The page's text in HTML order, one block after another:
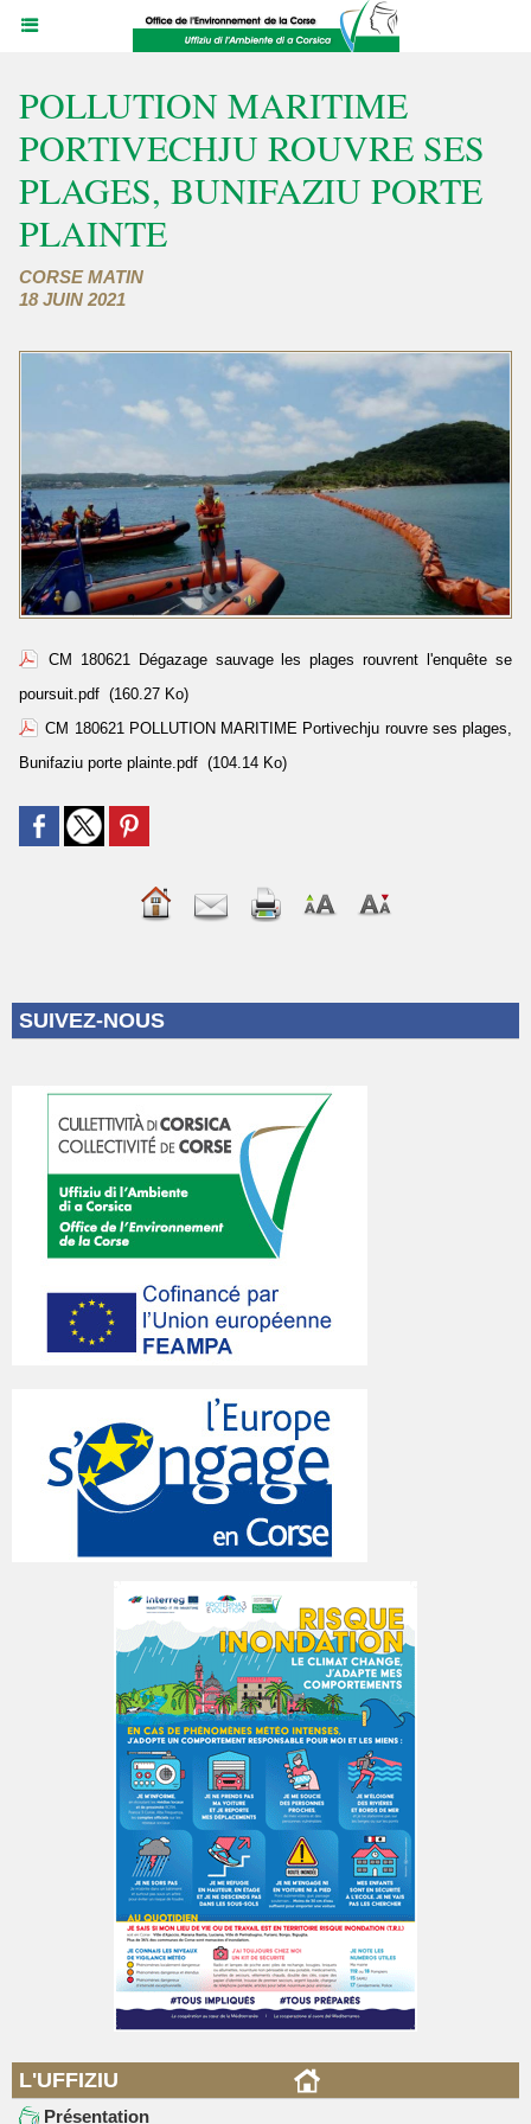
POLLUTION MARITIME
PORTIVECHJU ROUVRE SES
PLAGES, BUNIFAZIU PORTE
PLAINTE
CORSE MATIN
18 JUIN 2021
CM 180621 Dégazage sauvage les plages rouvrent l'enquête se
poursuit.pdf (160.27 Ko)
CM 180621 POLLUTION MARITIME Portivechju rouvre ses plages,
Bunifaziu porte plainte.pdf (104.14 Ko)
SUIVEZ-NOUS
L'UFFIZIU
Présentation